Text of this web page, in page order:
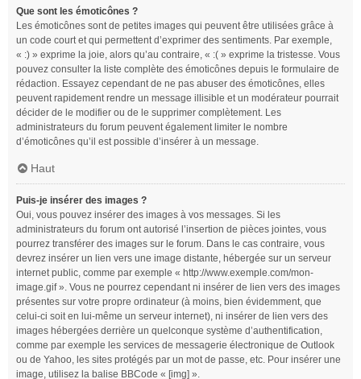
Que sont les émoticônes ?
Les émoticônes sont de petites images qui peuvent être utilisées grâce à
un code court et qui permettent d’exprimer des sentiments. Par exemple,
« :) » exprime la joie, alors qu’au contraire, « :( » exprime la tristesse. Vous
pouvez consulter la liste complète des émoticônes depuis le formulaire de
rédaction. Essayez cependant de ne pas abuser des émoticônes, elles
peuvent rapidement rendre un message illisible et un modérateur pourrait
décider de le modifier ou de le supprimer complètement. Les
administrateurs du forum peuvent également limiter le nombre
d’émoticônes qu’il est possible d’insérer à un message.
Haut
Puis-je insérer des images ?
Oui, vous pouvez insérer des images à vos messages. Si les
administrateurs du forum ont autorisé l’insertion de pièces jointes, vous
pourrez transférer des images sur le forum. Dans le cas contraire, vous
devrez insérer un lien vers une image distante, hébergée sur un serveur
internet public, comme par exemple « http://www.exemple.com/mon-
image.gif ». Vous ne pourrez cependant ni insérer de lien vers des images
présentes sur votre propre ordinateur (à moins, bien évidemment, que
celui-ci soit en lui-même un serveur internet), ni insérer de lien vers des
images hébergées derrière un quelconque système d’authentification,
comme par exemple les services de messagerie électronique de Outlook
ou de Yahoo, les sites protégés par un mot de passe, etc. Pour insérer une
image, utilisez la balise BBCode « [img] ».